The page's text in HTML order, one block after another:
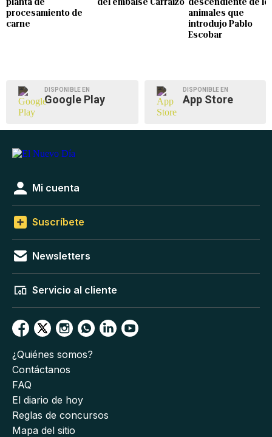
procesamiento de
carne
animales que
introdujo Pablo
Escobar
DISPONIBLE EN
Google Play
DISPONIBLE EN
App Store
Mi cuenta
Suscríbete
Newsletters
Servicio al cliente
¿Quiénes somos?
Contáctanos
FAQ
El diario de hoy
Reglas de concursos
Mapa del sitio